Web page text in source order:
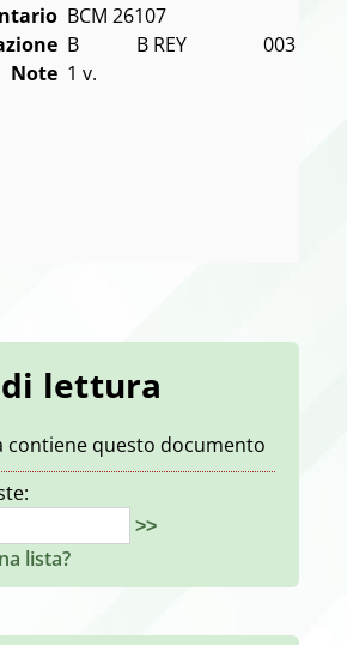
BCM 26107
B            B REY                003
Note 1 v.
lettura
contiene questo documento
>>
lista?